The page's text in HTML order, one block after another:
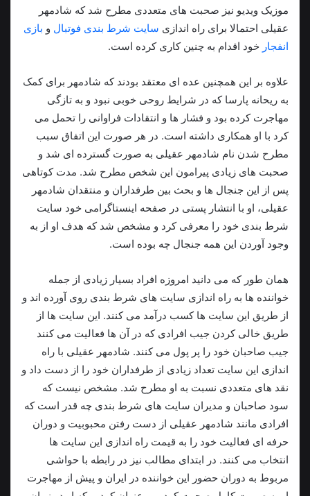
موزیک ویدیو نیز صحبت های متعددی مطرح شد که شادمهر
عقیلی احتمالا برای راه اندازی سایت شرط بندی فوتبال و بازی
انفجار خود اقدام به چنین کاری کرده است.
علاوه بر این همچنین عده ای معتقد بودند که شادمهر برای کمک
به ریحانه پارسا که در شرایط روحی خوبی نبود و به تازگی
مهاجرت کرده بود و فشار ها و انتقادات فراوانی را تحمل می
کرد با او همکاری داشته است. در هر صورت این اتفاق سبب
مطرح شدن نام شادمهر عقیلی به صورت گسترده ای شد و
صحبت های زیادی پیرامون این شخص مطرح شد. مدت کوتاهی
پس از این جنجال ها و بحث بین طرفداران و منتقدان شادمهر
عقیلی، او با انتشار پستی در صفحه اینستاگرامی خود سایت
شرط بندی خود را معرفی کرد و مشخص شد که هدف او از به
وجود آوردن این همه جنجال چه بوده است.
همان طور که می دانید امروزه افراد بسیار زیادی از جمله
خواننده ها به راه اندازی سایت های شرط بندی روی آورده اند و
از طریق این سایت ها کسب درآمد می کنند. این سایت ها از
طريق خالی کردن جیب افرادی که در آن ها فعالیت می کنند
جیب صاحبان خود را پر پول می کنند. شادمهر عقیلی با راه
اندازی این سایت تعداد زیادی از طرفداران خود را از دست داد و
نقد های متعددی نسبت به او مطرح شد. مشخص نیست که
سود صاحبان و مدیران سایت های شرط بندی چه قدر است که
افرادی مانند شادمهر عقیلی از دست رفتن محبوبیت و دوران‌
حرفه ای فعالیت خود را به قیمت راه اندازی این سایت ها
انتخاب می کنند. در ابتدای مطالب نیز در رابطه با حواشی
مربوط به دوران حضور این خواننده در ایران و پیش از مهاجرت